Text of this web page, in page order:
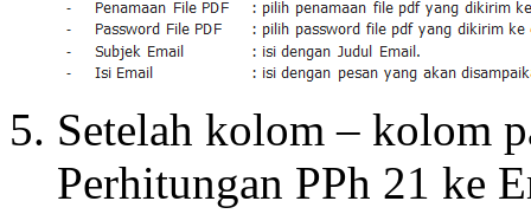
Setelah kolom – kolom
Perhitungan PPh 21 ke